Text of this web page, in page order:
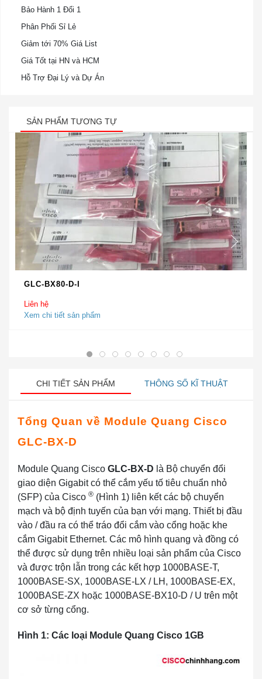
Bảo Hành 1 Đổi 1
Phân Phối Sỉ Lẻ
Giảm tới 70% Giá List
Giá Tốt tại HN và HCM
Hỗ Trợ Đại Lý và Dự Án
SẢN PHẨM TƯƠNG TỰ
GLC-BX80-D-I
Liên hệ
Xem chi tiết sản phẩm
CHI TIẾT SẢN PHẨM THÔNG SỐ KĨ THUẬT
Tổng Quan về Module Quang Cisco
GLC-BX-D
Module Quang Cisco GLC-BX-D là Bộ chuyển đổi
giao diện Gigabit có thể cắm yếu tố tiêu chuẩn nhỏ
(SFP) của Cisco ® (Hình 1) liên kết các bộ chuyển
mạch và bộ định tuyến của bạn với mạng. Thiết bị đầu
vào / đầu ra có thể tráo đổi cắm vào cổng hoặc khe
cắm Gigabit Ethernet. Các mô hình quang và đồng có
thể được sử dụng trên nhiều loại sản phẩm của Cisco
và được trộn lẫn trong các kết hợp 1000BASE-T,
1000BASE-SX, 1000BASE-LX / LH, 1000BASE-EX,
1000BASE-ZX hoặc 1000BASE-BX10-D / U trên một
cơ sở từng cổng.
Hình 1: Các loại Module Quang Cisco 1GB